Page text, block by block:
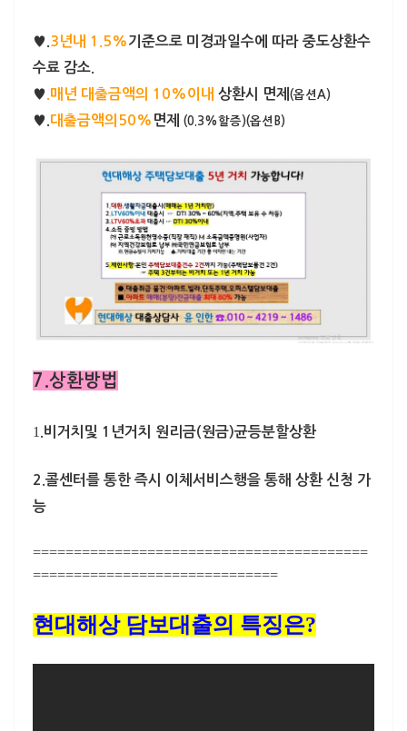
♥. 3년내 1.5% 기준으로 미경과일수에 따라 중도상환수
수료 감소.
♥ .매년 대출금액의 10%이내 상환시 면제 (옵션A)
♥. 대출금액의50% 면제 (0.3%할증)(옵션B)
7.상환방법
1 비거치및 1년거치 원리금(원금)균등분할상환
2.콜센터를 통한 즉시 이체서비스행을 통해 상환 신청 가
능
=========================================
==============================
현대해상 담보대출의 특징은?